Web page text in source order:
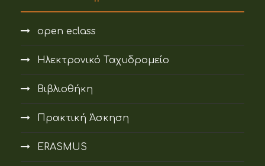
open eclass
Ηλεκτρονικό Ταχυδρομείο
Βιβλιοθήκη
Πρακτική Άσκηση
ERASMUS